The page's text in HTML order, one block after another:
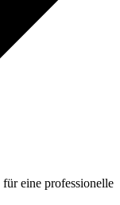
eine professionelle